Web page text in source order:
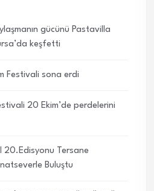
gücünü Pastavilla
keşfetti
Festivali sona erdi
20 Ekim’de perdelerini
20.Edisyonu Tersane
Buluştu